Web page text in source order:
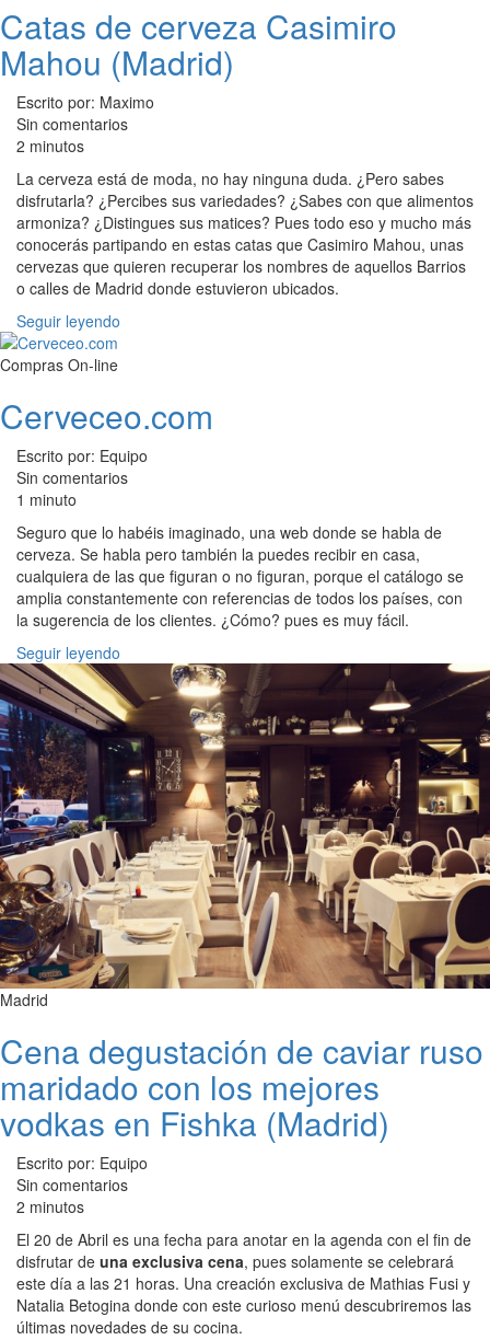
Catas de cerveza Casimiro
Mahou (Madrid)
Escrito por: Maximo
Sin comentarios
2 minutos
La cerveza está de moda, no hay ninguna duda. ¿Pero sabes
disfrutarla? ¿Percibes sus variedades? ¿Sabes con que alimentos
armoniza? ¿Distingues sus matices? Pues todo eso y mucho más
conocerás partipando en estas catas que Casimiro Mahou, unas
cervezas que quieren recuperar los nombres de aquellos Barrios
o calles de Madrid donde estuvieron ubicados.
Seguir leyendo
Compras On-line
Cerveceo.com
Escrito por: Equipo
Sin comentarios
1 minuto
Seguro que lo habéis imaginado, una web donde se habla de
cerveza. Se habla pero también la puedes recibir en casa,
cualquiera de las que figuran o no figuran, porque el catálogo se
amplia constantemente con referencias de todos los países, con
la sugerencia de los clientes. ¿Cómo? pues es muy fácil.
Seguir leyendo
Madrid
Cena degustación de caviar ruso
maridado con los mejores
vodkas en Fishka (Madrid)
Escrito por: Equipo
Sin comentarios
2 minutos
El 20 de Abril es una fecha para anotar en la agenda con el fin de
disfrutar de una exclusiva cena, pues solamente se celebrará
este día a las 21 horas. Una creación exclusiva de Mathias Fusi y
Natalia Betogina donde con este curioso menú descubriremos las
últimas novedades de su cocina.